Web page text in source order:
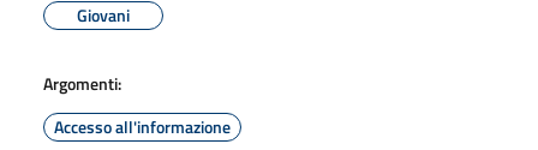
Giovani
Argomenti:
Accesso all'informazione